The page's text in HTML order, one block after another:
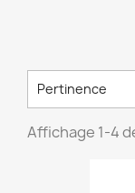
Pertinence
Affichage 1-4